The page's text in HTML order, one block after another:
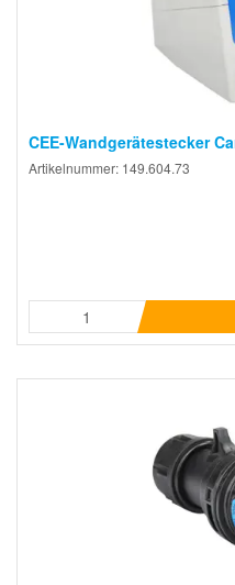
CEE-Wandgerätestecker
Artikelnummer: 149.604.73